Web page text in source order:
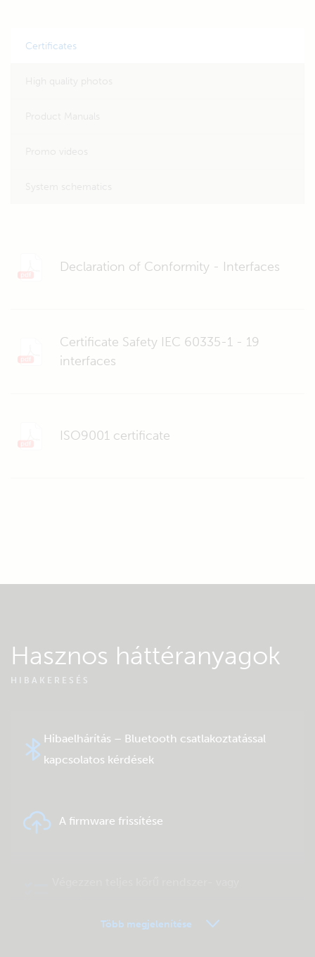
Certificates
Declaration of Conformity - Interfaces
Certificate Safety IEC 60335-1 - 19
interfaces
ISO9001 certificate
Hasznos háttéranyagok
HIBAKERESÉS
Hibaelhárítás – Bluetooth csatlakoztatással
kapcsolatos kérdések
A firmware frissítése
Több megjelenítése